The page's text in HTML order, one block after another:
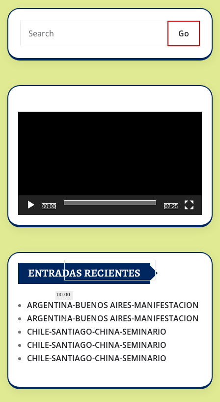
Go
00:00
00:00
02:25
ENTRADAS RECIENTES
ARGENTINA-BUENOS AIRES-MANIFESTACION
ARGENTINA-BUENOS AIRES-MANIFESTACION
CHILE-SANTIAGO-CHINA-SEMINARIO
CHILE-SANTIAGO-CHINA-SEMINARIO
CHILE-SANTIAGO-CHINA-SEMINARIO